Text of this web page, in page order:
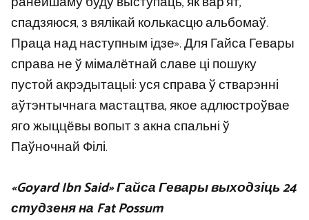
спадзяюся, з вялікай колькасцю альбомаў.
Праца над наступным ідзе». Для Гайса Гевары
справа не ў мімалётнай славе ці пошуку
пустой акрэдытацыі: уся справа ў стварэнні
аўтэнтычнага мастацтва, якое адлюстроўвае
яго жыццёвы вопыт з акна спальні ў
Паўночнай Філі.
«Goyard Ibn Said» Гайса Гевары выходзіць 24
студзеня на Fat Possum